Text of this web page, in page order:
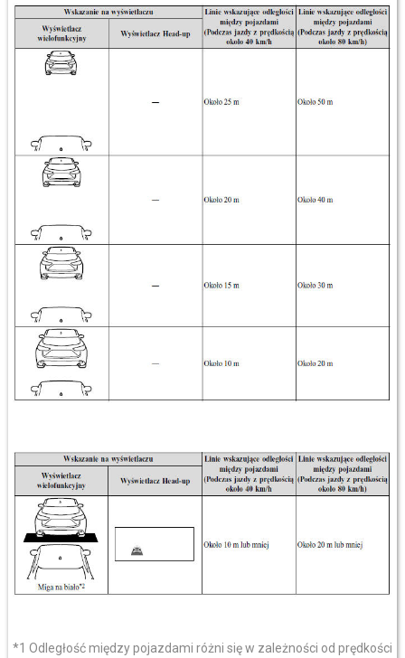
*1 Odległość między pojazdami różni się w zależności od prędkości